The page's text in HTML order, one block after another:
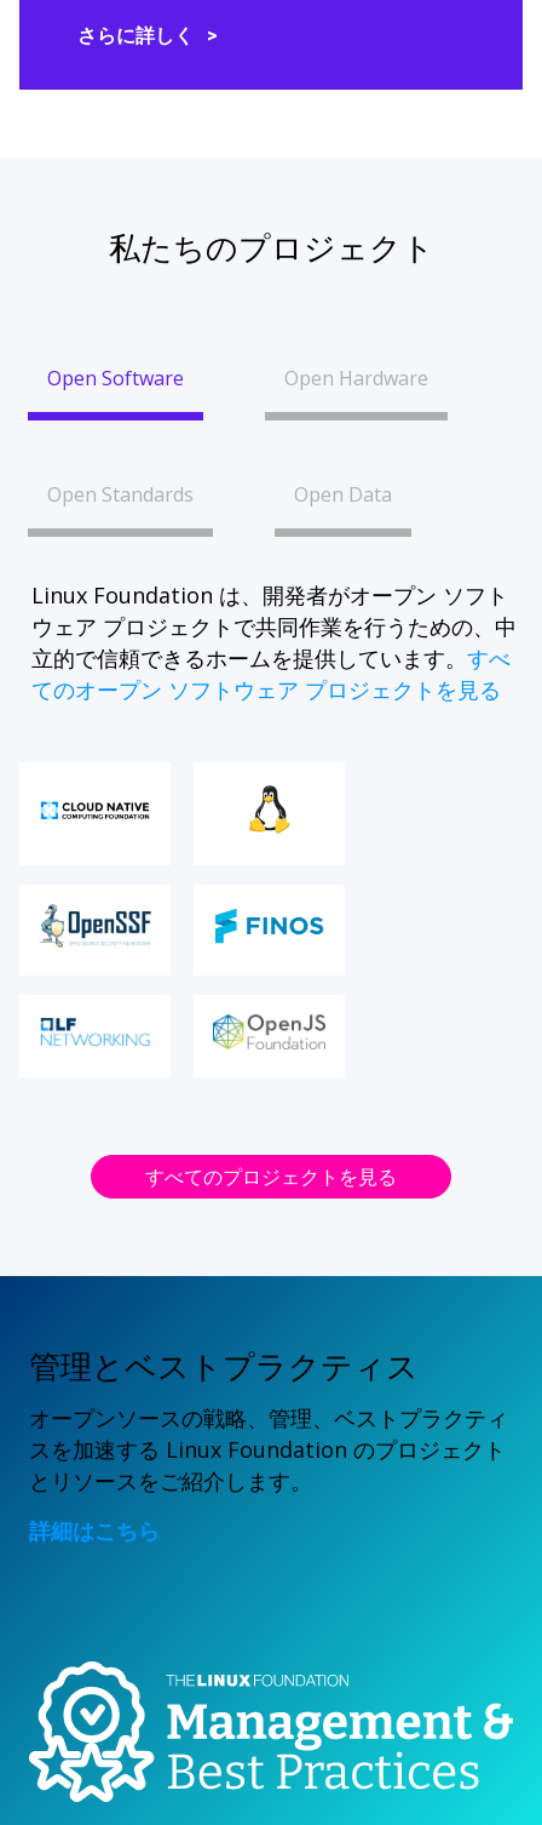
さらに詳しく
私たちのプロジェクト
Open Software Open Hardware
Open Standards Open Data
Linux Foundation は、開発者がオープン ソフト
ウェア プロジェクトで共同作業を行うための、中
立的で信頼できるホームを提供しています。 すべ
てのオープン ソフトウェア プロジェクトを見る
すべてのプロジェクトを見る
管理とベストプラクティス
オープンソースの戦略、管理、ベストプラクティ
スを加速する Linux Foundation のプロジェクト
とリソースをご紹介します。
詳細はこちら